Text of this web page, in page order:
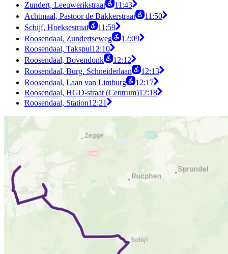
Zundert, Leeuwerikstraat
11:43
Achtmaal, Pastoor de Bakkerstraat
11:50
Schijf, Hoeksestraat
11:59
Roosendaal, Zundertseweg
12:09
Roosendaal, Takspui12:10
Roosendaal, Bovendonk
12:12
Roosendaal, Burg. Schneiderlaan
12:13
Roosendaal, Laan van Limburg
12:17
Roosendaal, HGD-straat (Centrum)12:18
Roosendaal, Station12:21